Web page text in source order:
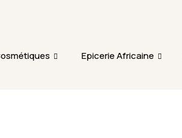
Epicerie Africaine
et aucune commande ni